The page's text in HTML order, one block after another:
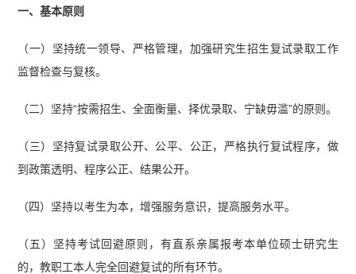
一、基本原则
（一）坚持统一领导、严格管理，加强研究生招生复试录取工作
监督检查与复核。
（二）坚持“按需招生、全面衡量、择优录取、宁缺毋滥”的原则。
（三）坚持复试录取公开、公平、公正，严格执行复试程序，做
到政策透明、程序公正、结果公开。
（四）坚持以考生为本，增强服务意识，提高服务水平。
（五）坚持考试回避原则，有直系亲属报考本单位硕士研究生
的，教职工本人完全回避复试的所有环节。